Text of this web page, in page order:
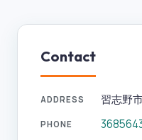
Contact
ADDRESS 習志野
PHONE